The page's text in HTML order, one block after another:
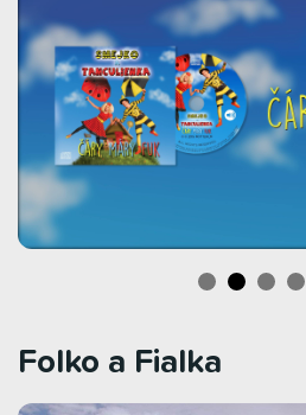
Folko a Fialka